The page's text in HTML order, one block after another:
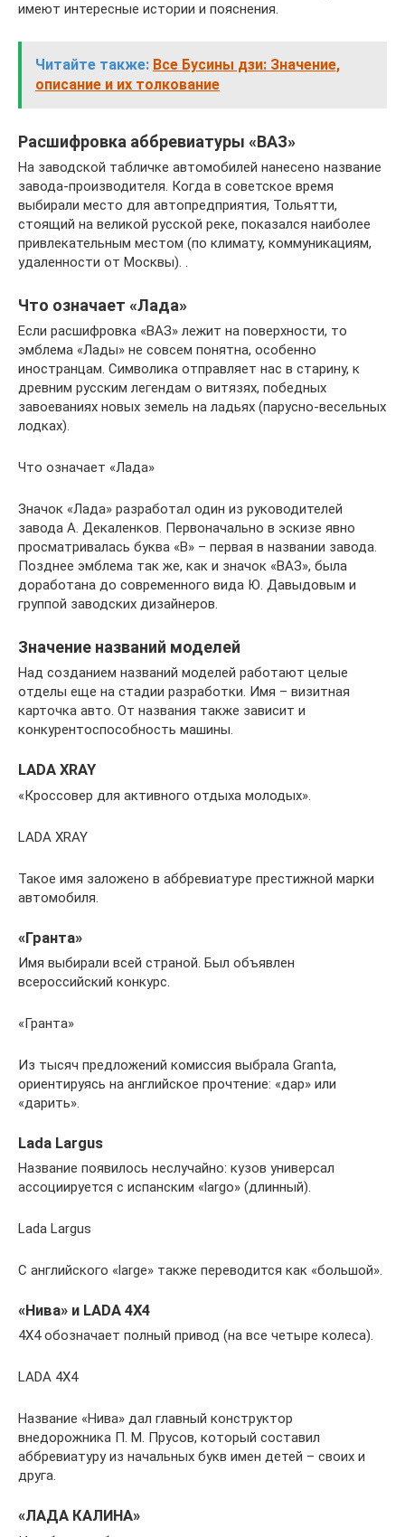
имеют интересные истории и пояснения.
Читайте также: Все Бусины дзи: Значение,
описание и их толкование
Расшифровка аббревиатуры «ВАЗ»
На заводской табличке автомобилей нанесено название
завода-производителя. Когда в советское время
выбирали место для автопредприятия, Тольятти,
стоящий на великой русской реке, показался наиболее
привлекательным местом (по климату, коммуникациям,
удаленности от Москвы). .
Что означает «Лада»
Если расшифровка «ВАЗ» лежит на поверхности, то
эмблема «Лады» не совсем понятна, особенно
иностранцам. Символика отправляет нас в старину, к
древним русским легендам о витязях, победных
завоеваниях новых земель на ладьях (парусно-весельных
лодках).
Что означает «Лада»
Значок «Лада» разработал один из руководителей
завода А. Декаленков. Первоначально в эскизе явно
просматривалась буква «В» – первая в названии завода.
Позднее эмблема так же, как и значок «ВАЗ», была
доработана до современного вида Ю. Давыдовым и
группой заводских дизайнеров.
Значение названий моделей
Над созданием названий моделей работают целые
отделы еще на стадии разработки. Имя – визитная
карточка авто. От названия также зависит и
конкурентоспособность машины.
LADA XRAY
«Кроссовер для активного отдыха молодых».
LADA XRAY
Такое имя заложено в аббревиатуре престижной марки
автомобиля.
«Гранта»
Имя выбирали всей страной. Был объявлен
всероссийский конкурс.
«Гранта»
Из тысяч предложений комиссия выбрала Granta,
ориентируясь на английское прочтение: «дар» или
«дарить».
Lada Largus
Название появилось неслучайно: кузов универсал
ассоциируется с испанским «largo» (длинный).
Lada Largus
С английского «large» также переводится как «большой».
«Нива» и LADA 4X4
4Х4 обозначает полный привод (на все четыре колеса).
LADA 4X4
Название «Нива» дал главный конструктор
внедорожника П. М. Прусов, который составил
аббревиатуру из начальных букв имен детей – своих и
друга.
«ЛАДА КАЛИНА»